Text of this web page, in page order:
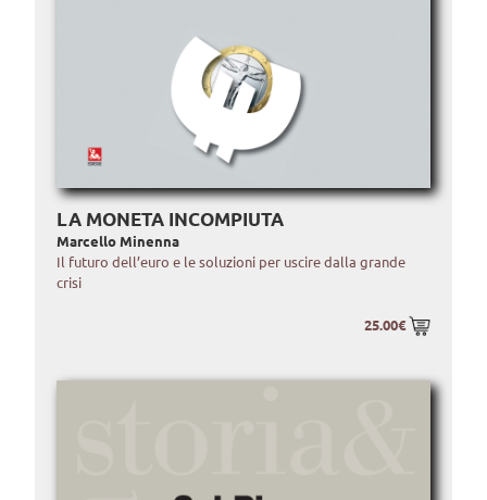
LA MONETA INCOMPIUTA
Marcello Minenna
Il futuro dell’euro e le soluzioni per uscire dalla grande
crisi
25.00€